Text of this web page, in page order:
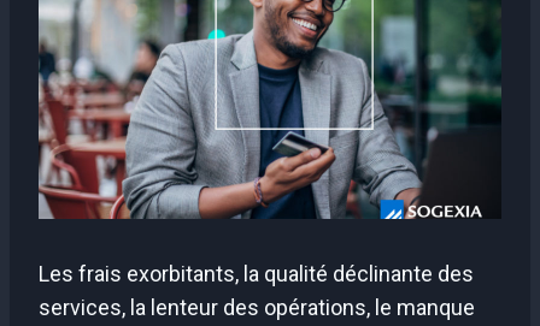
Les frais exorbitants, la qualité déclinante des
services, la lenteur des opérations, le manque